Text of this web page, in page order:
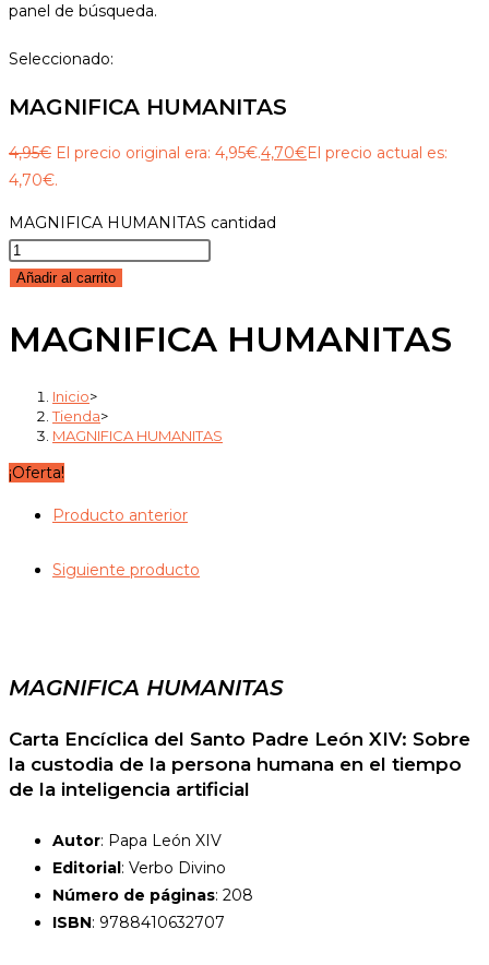
panel de búsqueda.
Seleccionado:
MAGNIFICA HUMANITAS
4,95€ El precio original era: 4,95€.4,70€El precio actual es:
4,70€.
MAGNIFICA HUMANITAS cantidad
Añadir al carrito
MAGNIFICA HUMANITAS
Inicio>
Tienda>
MAGNIFICA HUMANITAS
¡Oferta!
Producto anterior
Siguiente producto
MAGNIFICA HUMANITAS
Carta Encíclica del Santo Padre León XIV: Sobre
la custodia de la persona humana en el tiempo
de la inteligencia artificial
Autor: Papa León XIV
Editorial: Verbo Divino
Número de páginas: 208
ISBN: 9788410632707